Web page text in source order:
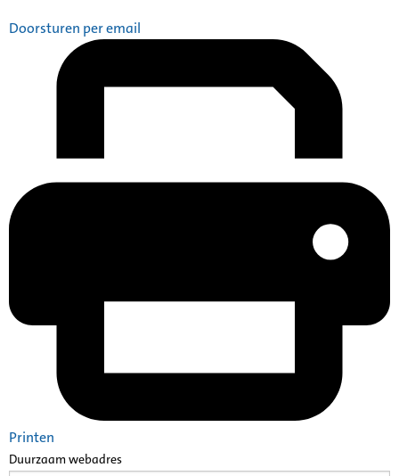
Doorsturen per email
Printen
Duurzaam webadres